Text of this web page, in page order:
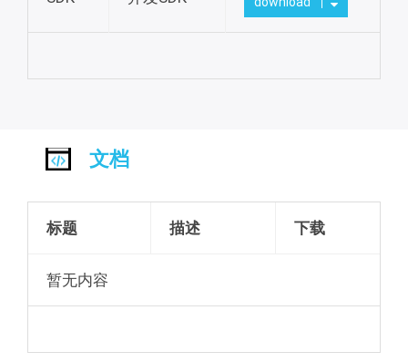
文档
标题 描述 下载
暂无内容